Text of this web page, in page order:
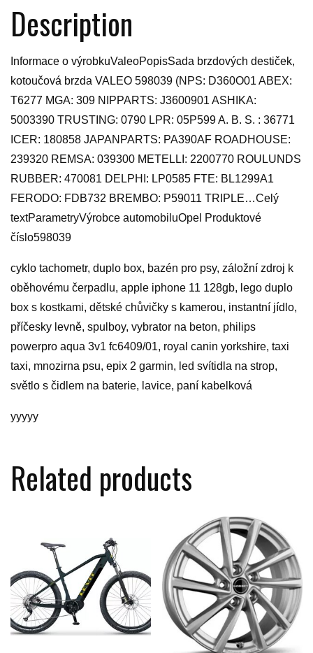
Description
Informace o výrobkuValeoPopisSada brzdových destiček,
kotoučová brzda VALEO 598039 (NPS: D360O01 ABEX:
T6277 MGA: 309 NIPPARTS: J3600901 ASHIKA:
5003390 TRUSTING: 0790 LPR: 05P599 A. B. S. : 36771
ICER: 180858 JAPANPARTS: PA390AF ROADHOUSE:
239320 REMSA: 039300 METELLI: 2200770 ROULUNDS
RUBBER: 470081 DELPHI: LP0585 FTE: BL1299A1
FERODO: FDB732 BREMBO: P59011 TRIPLE…Celý
textParametryVýrobce automobiluOpel Produktové
číslo598039
cyklo tachometr, duplo box, bazén pro psy, záložní zdroj k
oběhovému čerpadlu, apple iphone 11 128gb, lego duplo
box s kostkami, dětské chůvičky s kamerou, instantní jídlo,
příčesky levně, spulboy, vybrator na beton, philips
powerpro aqua 3v1 fc6409/01, royal canin yorkshire, taxi
taxi, mnozirna psu, epix 2 garmin, led svítidla na strop,
světlo s čidlem na baterie, lavice, paní kabelková
yyyyy
Related products